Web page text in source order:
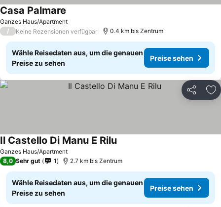
Ganzes Haus/Apartment
Casa Palmare
/ Keine Rezensionen verfügbar 0.4 km bis Zentrum
Wähle Reisedaten aus, um die genauen
Preise zu sehen
Preise sehen
Teilen
Ganzes Haus/Apartment
Il Castello Di Manu E Rilu
8,0 Sehr gut 1 2.7 km bis Zentrum
Wähle Reisedaten aus, um die genauen
Preise zu sehen
Preise sehen